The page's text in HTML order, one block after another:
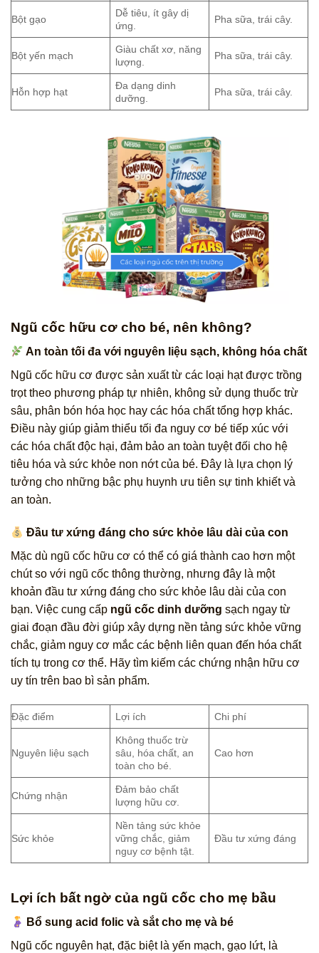
Bột gạo
Dễ tiêu, ít gây dị
ứng.
Pha sữa, trái cây.
Bột yến mạch
Giàu chất xơ, năng
lượng.
Pha sữa, trái cây.
Hỗn hợp hạt
Đa dạng dinh
dưỡng.
Pha sữa, trái cây.
Ngũ cốc hữu cơ cho bé, nên không?
An toàn tối đa với nguyên liệu sạch, không hóa chất
Ngũ cốc hữu cơ được sản xuất từ các loại hạt được trồng
trọt theo phương pháp tự nhiên, không sử dụng thuốc trừ
sâu, phân bón hóa học hay các hóa chất tổng hợp khác.
Điều này giúp giảm thiểu tối đa nguy cơ bé tiếp xúc với
các hóa chất độc hại, đảm bảo an toàn tuyệt đối cho hệ
tiêu hóa và sức khỏe non nớt của bé. Đây là lựa chọn lý
tưởng cho những bậc phụ huynh ưu tiên sự tinh khiết và
an toàn.
Đầu tư xứng đáng cho sức khỏe lâu dài của con
Mặc dù ngũ cốc hữu cơ có thể có giá thành cao hơn một
chút so với ngũ cốc thông thường, nhưng đây là một
khoản đầu tư xứng đáng cho sức khỏe lâu dài của con
bạn. Việc cung cấp ngũ cốc dinh dưỡng sạch ngay từ
giai đoạn đầu đời giúp xây dựng nền tảng sức khỏe vững
chắc, giảm nguy cơ mắc các bệnh liên quan đến hóa chất
tích tụ trong cơ thể. Hãy tìm kiếm các chứng nhận hữu cơ
uy tín trên bao bì sản phẩm.
Đặc điểm Lợi ích Chi phí
Nguyên liệu sạch
Không thuốc trừ
sâu, hóa chất, an
toàn cho bé.
Cao hơn
Chứng nhận
Đảm bảo chất
lượng hữu cơ.
Sức khỏe
Nền tảng sức khỏe
vững chắc, giảm
nguy cơ bệnh tật.
Đầu tư xứng đáng
Lợi ích bất ngờ của ngũ cốc cho mẹ bầu
Bổ sung acid folic và sắt cho mẹ và bé
Ngũ cốc nguyên hạt, đặc biệt là yến mạch, gạo lứt, là